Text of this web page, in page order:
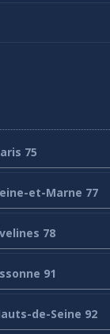
75
et-Marne 77
78
91
de-Seine 92